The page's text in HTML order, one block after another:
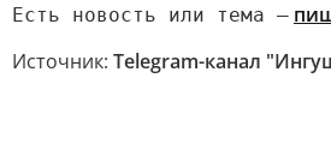
Есть новость или тема —
Источник: Telegram-канал